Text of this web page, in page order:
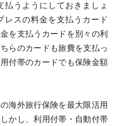
うようにしておきましょ
レスの料金を支払うカード
を支払うカードを別々の利
らのカードも旅費を支払っ
付帯のカードでも保険金額
海外旅行保険を最大限活用
かし、利用付帯・自動付帯